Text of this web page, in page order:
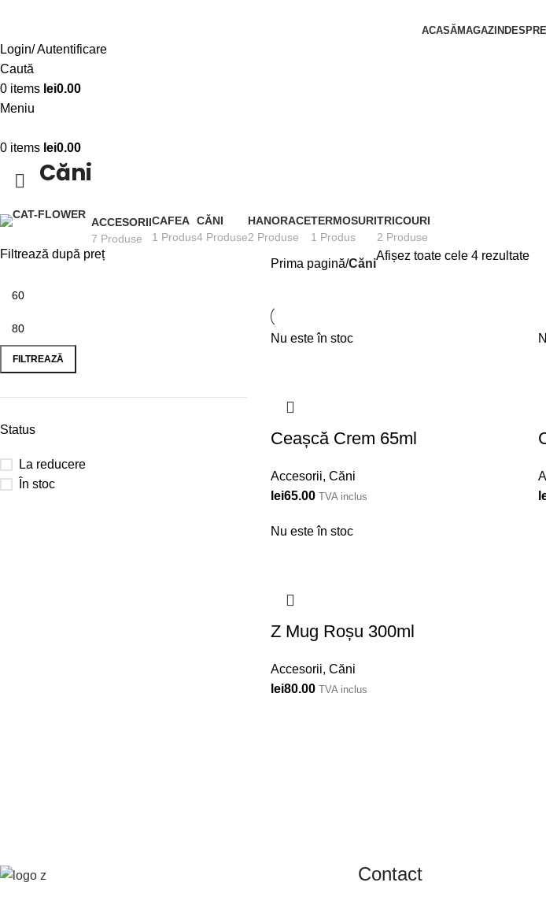
ACASĂMAGAZIN
Login/ Autentificare
Caută
0 items lei0.00
Meniu
0 items lei0.00
Căni
ACCESORII
7 Produse
CAFEA
1 Produs
CĂNI
4 Produse
HANORACE
2 Produse
TERMOSURI
1 Produs
TRICOURI
2 Produse
Filtrează după preț
FILTREAZĂ
Status
La reducere
În stoc
Prima pagină Căni
Afișez toate cele 4 rezultate
Nu este în stoc
Ceașcă Crem 65ml
Accesorii, Căni
lei65.00 TVA inclus
Nu este în stoc
Z Mug Roșu 300ml
Accesorii, Căni
lei80.00 TVA inclus
Contact